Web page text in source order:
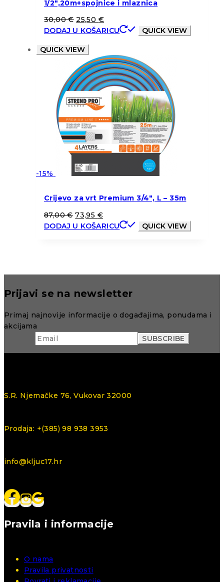
1/2″,20m+spojnice i mlaznica
30,00€ 25,50 €
DODAJ U KOŠARICU
QUICK VIEW
QUICK VIEW
-15%
Crijevo za vrt Premium 3/4″, L – 35m
87,00€ 73,95 €
DODAJ U KOŠARICU
QUICK VIEW
Prijavi se na newsletter
Primaj najnovije informacije o događajima, ponudama i
akcijama
S.R. Njemačke 76, Vukovar 32000
Prodaja: +(385) 98 938 3953
info@kljuc17.hr
Pravila i informacije
O nama
Pravila privatnosti